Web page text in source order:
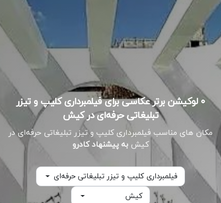
۰ لوکیشن برتر عکاسی برای فیلمبرداری کلیپ و تیزر
تبلیغاتی حرفه‌ای در کیش
مکان های مناسب فیلمبرداری کلیپ و تیزر تبلیغاتی حرفه‌ای در
کیشبه پیشنهاد کادرو
فیلمبرداری کلیپ و تیزر تبلیغاتی حرفه‌ای
کیش